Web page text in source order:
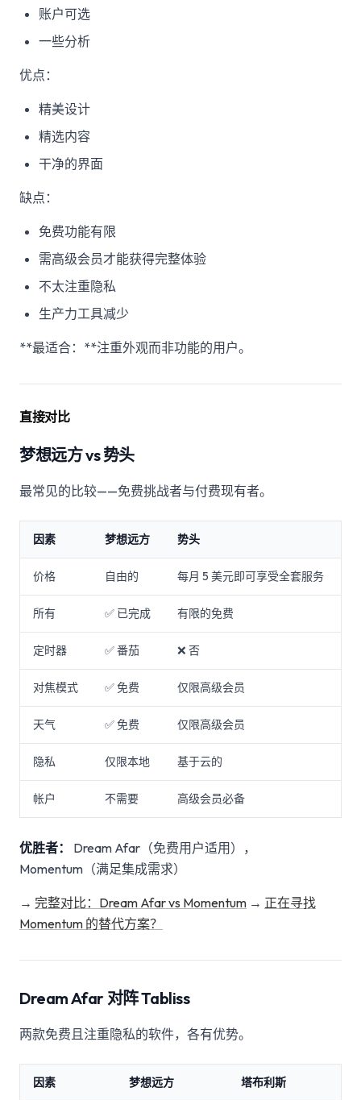
账户可选
一些分析
优点：
精美设计
精选内容
干净的界面
缺点：
免费功能有限
需高级会员才能获得完整体验
不太注重隐私
生产力工具减少
**最适合：**注重外观而非功能的用户。
直接对比
梦想远方 vs 势头
最常见的比较——免费挑战者与付费现有者。
因素 梦想远方 势头
价格 自由的 每月 5 美元即可享受全套服务
所有 ✅ 已完成 有限的免费
定时器 ✅ 番茄 ❌ 否
对焦模式 ✅ 免费 仅限高级会员
天气 ✅ 免费 仅限高级会员
隐私 仅限本地 基于云的
帐户 不需要 高级会员必备
优胜者：
Dream Afar（免费用户适用），
Momentum（满足集成需求）
→ 完整对比：Dream Afar vs Momentum → 正在寻找
Momentum 的替代方案？
Dream Afar 对阵 Tabliss
两款免费且注重隐私的软件，各有优势。
因素 梦想远方 塔布利斯